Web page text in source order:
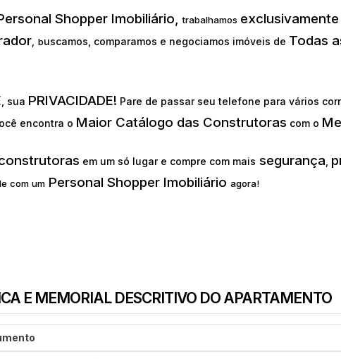
Shopper Imobiliário,trabalhamos exclusivamente
buscamos, comparamos e negociamos imóveis de Todas
, sua PRIVACIDADE! Pare de passar seu telefone para vários
encontra o Maior Catálogo das Construtoras com o
em um só lugar e compre com mais segurança
com um Personal Shopper Imobiliário agora!
E MEMORIAL DESCRITIVO DO APARTAMENTO